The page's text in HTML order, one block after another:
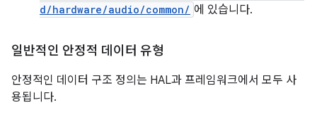
d/hardware/audio/common/ 에 있습니다.
일반적인 안정적 데이터 유형
안정적인 데이터 구조 정의는 HAL과 프레임워크에서 모두 사
용됩니다.